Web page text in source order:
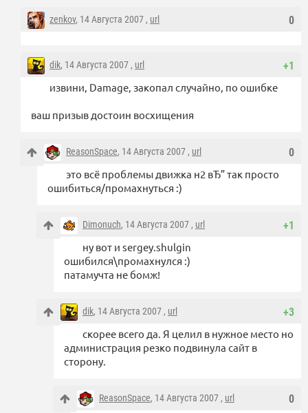
0
zenkov, 14 Августа 2007 , url
+1
dik, 14 Августа 2007 , url
извини, Damage, закопал случайно, по ошибке
ваш призыв достоин восхищения
0
ReasonSpace, 14 Августа 2007 , url
это всё проблемы движка н2 вЂ” так просто
ошибиться/промахнуться :)
+1
Dimonuch, 14 Августа 2007 , url
ну вот и sergey.shulgin
ошибился\промахнулся :)
патамучта не бомж!
+3
dik, 14 Августа 2007 , url
скорее всего да. Я целил в нужное место но
администрация резко подвинула сайт в
сторону.
0
ReasonSpace, 14 Августа 2007 , url